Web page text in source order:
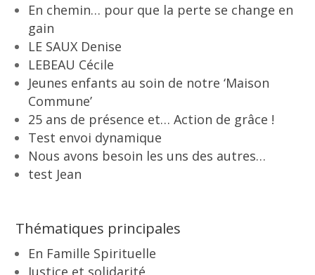
En chemin… pour que la perte se change en
gain
LE SAUX Denise
LEBEAU Cécile
Jeunes enfants au soin de notre ‘Maison
Commune’
25 ans de présence et… Action de grâce !
Test envoi dynamique
Nous avons besoin les uns des autres…
test Jean
Thématiques principales
En Famille Spirituelle
Justice et solidarité